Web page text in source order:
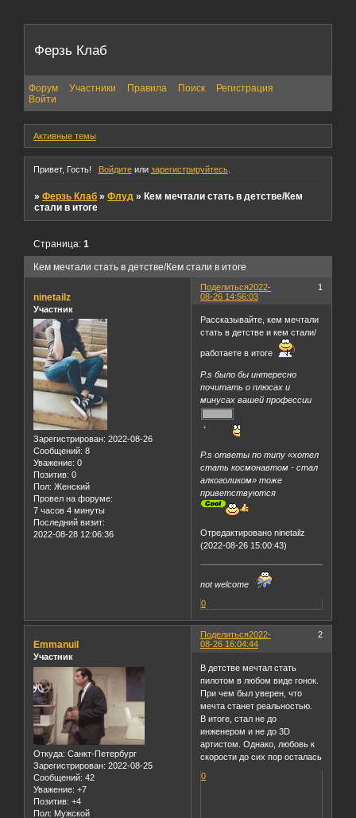
Ферзь Клаб
Форум Участники Правила Поиск
Регистрация
Войти
Активные темы
Привет, Гость! Войдитеили зарегистрируйтесь.
»Ферзь Клаб »Флуд »Кем мечтали стать в детстве/Кем
стали в итоге
Кем мечтали стать в детстве/Кем стали в итоге
Страница:1
Поделиться 1
2022-
08-26 14:56:03
ninetailz
Участник
Зарегистрирован: 2022-08-26
Сообщений: 8
Уважение: 0
Позитив: 0
Пол: Женский
Провел на форуме:
7 часов 4 минуты
Последний визит:
2022-08-28 12:06:36
Рассказывайте, кем мечтали
стать в детстве и кем стали/
работаете в итоге
P.s было бы интересно
почитать о плюсах и
минусах вашей профессии
P.s ответы по типу «хотел
стать космонавтом - стал
алкоголиком» тоже
приветствуются
Отредактировано ninetailz
(2022-08-26 15:00:43)
not welcome
0
Поделиться 2
2022-
08-26 16:04:44
Emmanuil
Участник
Откуда: Санкт-Петербург
Зарегистрирован: 2022-08-25
Сообщений: 42
Уважение: +7
Позитив: +4
Пол: Мужской
В детстве мечтал стать
пилотом в любом виде гонок.
При чем был уверен, что
мечта станет реальностью.
В итоге, стал не до
инженером и не до 3D
артистом. Однако, любовь к
скорости до сих пор осталась
0